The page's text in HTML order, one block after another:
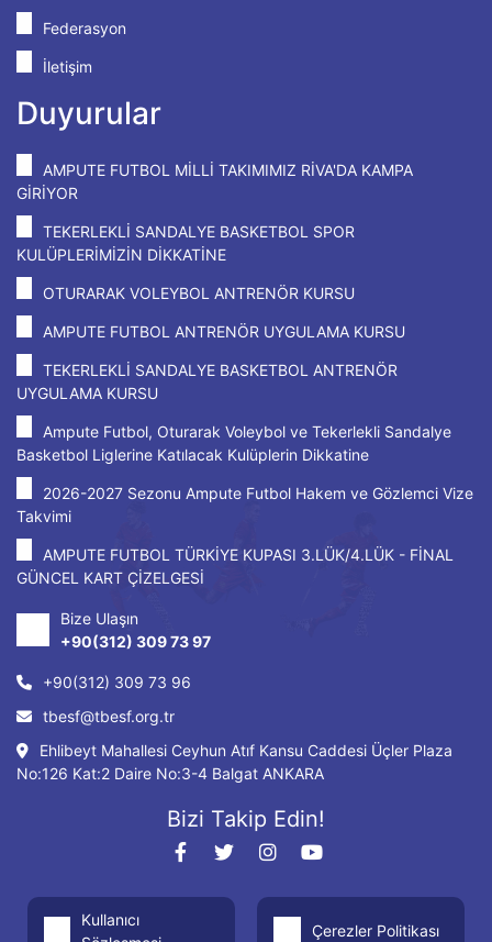
Federasyon
İletişim
Duyurular
AMPUTE FUTBOL MİLLİ TAKIMIMIZ RİVA'DA KAMPA
GİRİYOR
TEKERLEKLİ SANDALYE BASKETBOL SPOR
KULÜPLERİMİZİN DİKKATİNE
OTURARAK VOLEYBOL ANTRENÖR KURSU
AMPUTE FUTBOL ANTRENÖR UYGULAMA KURSU
TEKERLEKLİ SANDALYE BASKETBOL ANTRENÖR
UYGULAMA KURSU
Ampute Futbol, Oturarak Voleybol ve Tekerlekli Sandalye
Basketbol Liglerine Katılacak Kulüplerin Dikkatine
2026-2027 Sezonu Ampute Futbol Hakem ve Gözlemci Vize
Takvimi
AMPUTE FUTBOL TÜRKİYE KUPASI 3.LÜK/4.LÜK - FİNAL
GÜNCEL KART ÇİZELGESİ
Bize Ulaşın
+90(312) 309 73 97
+90(312) 309 73 96
tbesf@tbesf.org.tr
Ehlibeyt Mahallesi Ceyhun Atıf Kansu Caddesi Üçler Plaza
No:126 Kat:2 Daire No:3-4 Balgat ANKARA
Bizi Takip Edin!
Kullanıcı
Çerezler Politikası